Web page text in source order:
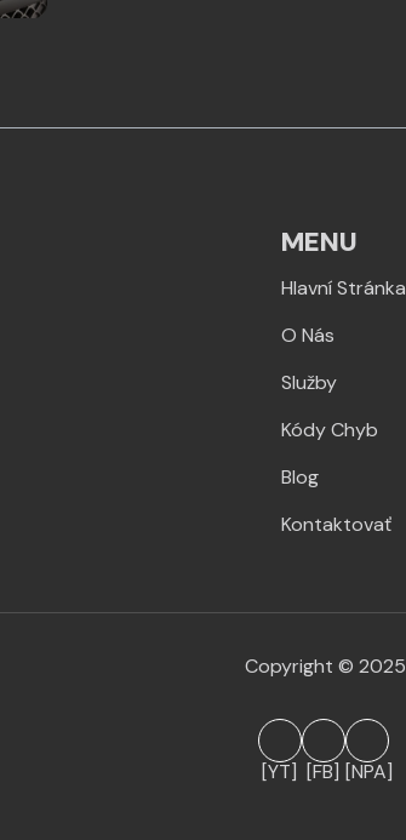
MENU
Hlavní Stránka
O Nás
Služby
Kódy Chyb
Blog
Kontaktovať
Copyright © 2025
[YT] [FB] [NPA]